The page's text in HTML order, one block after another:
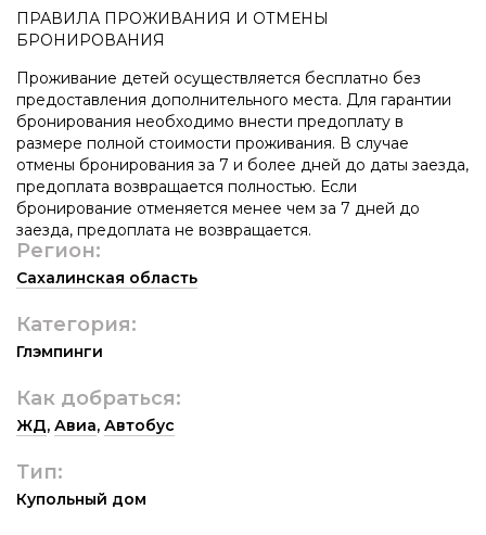
ПРАВИЛА ПРОЖИВАНИЯ И ОТМЕНЫ
БРОНИРОВАНИЯ
Проживание детей осуществляется бесплатно без
предоставления дополнительного места. Для гарантии
бронирования необходимо внести предоплату в
размере полной стоимости проживания. В случае
отмены бронирования за 7 и более дней до даты заезда,
предоплата возвращается полностью. Если
бронирование отменяется менее чем за 7 дней до
заезда, предоплата не возвращается.
Регион:
Сахалинская область
Категория:
Глэмпинги
Как добраться:
ЖД, Авиа, Автобус
Тип:
Купольный дом